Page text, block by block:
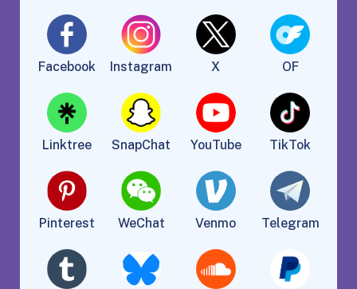
Facebook Instagram X OF
Linktree SnapChat YouTube TikTok
Pinterest WeChat Venmo Telegram